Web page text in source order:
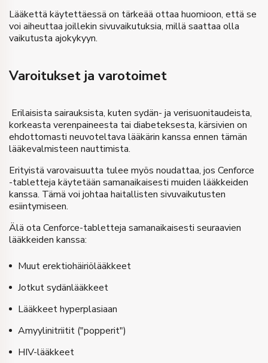
Lääkettä käytettäessä on tärkeää ottaa huomioon, että se
voi aiheuttaa joillekin sivuvaikutuksia, millä saattaa olla
vaikutusta ajokykyyn.
Varoitukset ja varotoimet
Erilaisista sairauksista, kuten sydän- ja verisuonitaudeista,
korkeasta verenpaineesta tai diabeteksesta, kärsivien on
ehdottomasti neuvoteltava lääkärin kanssa ennen tämän
lääkevalmisteen nauttimista.
Erityistä varovaisuutta tulee myös noudattaa, jos Cenforce
-tabletteja käytetään samanaikaisesti muiden lääkkeiden
kanssa. Tämä voi johtaa haitallisten sivuvaikutusten
esiintymiseen.
Älä ota Cenforce-tabletteja samanaikaisesti seuraavien
lääkkeiden kanssa:
Muut erektiohäiriölääkkeet
Jotkut sydänlääkkeet
Lääkkeet hyperplasiaan
Amyylinitriitit ("popperit")
HIV-lääkkeet